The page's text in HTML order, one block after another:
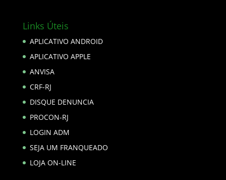
Links Úteis
APLICATIVO ANDROID
APLICATIVO APPLE
ANVISA
CRF-RJ
DISQUE DENUNCIA
PROCON-RJ
LOGIN ADM
SEJA UM FRANQUEADO
LOJA ON-LINE